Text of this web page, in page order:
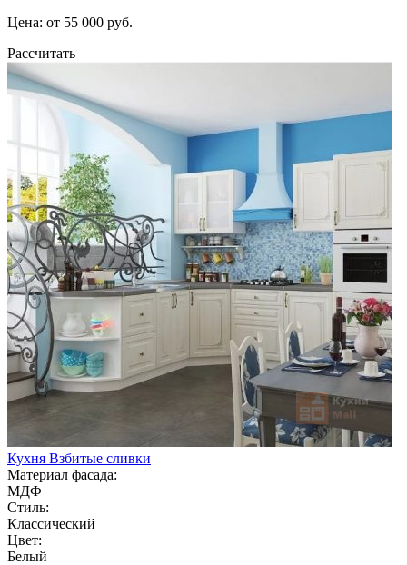
Цена: от 55 000 руб.
Рассчитать
Кухня Взбитые сливки
Материал фасада:
МДФ
Стиль:
Классический
Цвет:
Белый